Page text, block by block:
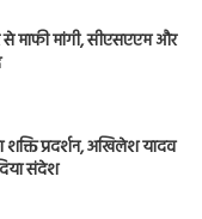
से माफी मांगी, सीएसएएम और
शक्ति प्रदर्शन, अखिलेश यादव
संदेश